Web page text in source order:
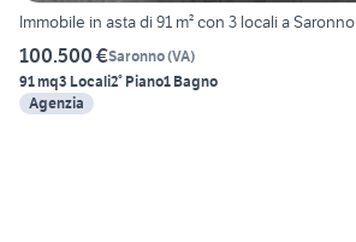
Immobile in asta di 91 m² con 3 locali a Saronno
100.500 €Saronno(VA)
91 mq3 Locali2° Piano1 Bagno
Agenzia